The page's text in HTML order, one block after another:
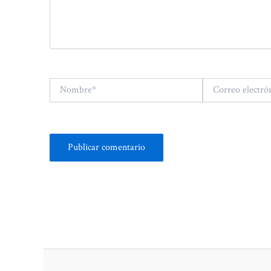
Nombre*
Correo
electrónico*